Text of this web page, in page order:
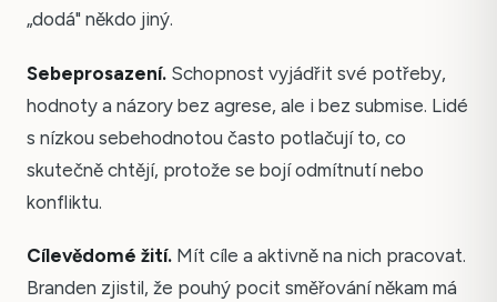
„dodá" někdo jiný.
Sebeprosazení. Schopnost vyjádřit své potřeby,
hodnoty a názory bez agrese, ale i bez submise. Lidé
s nízkou sebehodnotou často potlačují to, co
skutečně chtějí, protože se bojí odmítnutí nebo
konfliktu.
Cílevědomé žití. Mít cíle a aktivně na nich pracovat.
Branden zjistil, že pouhý pocit směřování někam má